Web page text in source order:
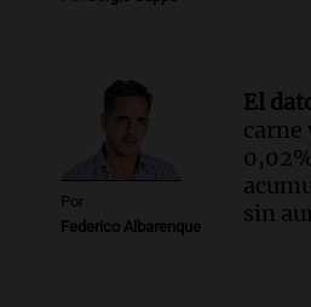
Episodios
Audio. El ministro de
Fe relativiza el
jubilaciones en la
Panorama Federal
Episodios
Por
Federico Albarenque
El
carne
sin